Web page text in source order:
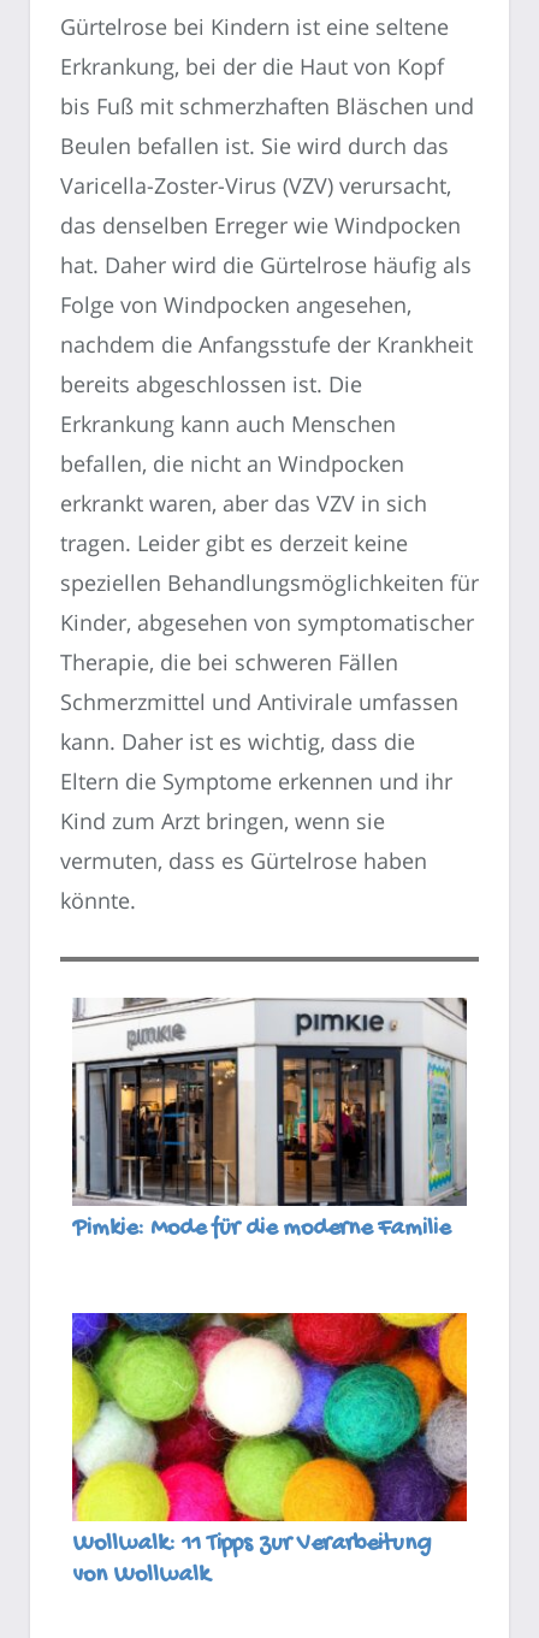
Gürtelrose bei Kindern ist eine seltene
Erkrankung, bei der die Haut von Kopf
bis Fuß mit schmerzhaften Bläschen und
Beulen befallen ist. Sie wird durch das
Varicella-Zoster-Virus (VZV) verursacht,
das denselben Erreger wie Windpocken
hat. Daher wird die Gürtelrose häufig als
Folge von Windpocken angesehen,
nachdem die Anfangsstufe der Krankheit
bereits abgeschlossen ist. Die
Erkrankung kann auch Menschen
befallen, die nicht an Windpocken
erkrankt waren, aber das VZV in sich
tragen. Leider gibt es derzeit keine
speziellen Behandlungsmöglichkeiten für
Kinder, abgesehen von symptomatischer
Therapie, die bei schweren Fällen
Schmerzmittel und Antivirale umfassen
kann. Daher ist es wichtig, dass die
Eltern die Symptome erkennen und ihr
Kind zum Arzt bringen, wenn sie
vermuten, dass es Gürtelrose haben
könnte.
Pimkie: Mode für die moderne Familie
Wollwalk: 11 Tipps zur Verarbeitung
von Wollwalk